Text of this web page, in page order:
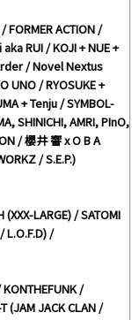
FORMER ACTION /
RUI / KOJI + NUE +
/ Novel Nextus
UNO / RYOSUKE +
+ Tenju / SYMBOL-
SHINICHI, AMRI, PInO,
/ 櫻井 響 x O B A
/ S.E.P.)
(XXX-LARGE) / SATOMI
L.O.F.D) /
KONTHEFUNK /
(JAM JACK CLAN /